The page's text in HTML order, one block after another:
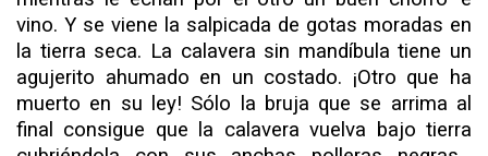
vino. Y se viene la salpicada de gotas moradas en
la tierra seca. La calavera sin mandíbula tiene un
agujerito ahumado en un costado. ¡Otro que ha
muerto en su ley! Sólo la bruja que se arrima al
final consigue que la cala­vera vuelva bajo tierra